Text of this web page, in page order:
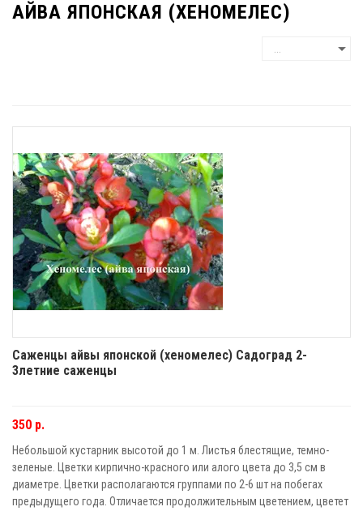
АЙВА ЯПОНСКАЯ (ХЕНОМЕЛЕС)
Саженцы айвы японской (хеномелес) Садоград 2-
3летние саженцы
350 р.
Небольшой кустарник высотой до 1 м. Листья блестящие, темно-
зеленые. Цветки кирпично-красного или алого цвета до 3,5 см в
диаметре. Цветки располагаются группами по 2-6 шт на побегах
предыдущего года. Отличается продолжительным цветением, цветет